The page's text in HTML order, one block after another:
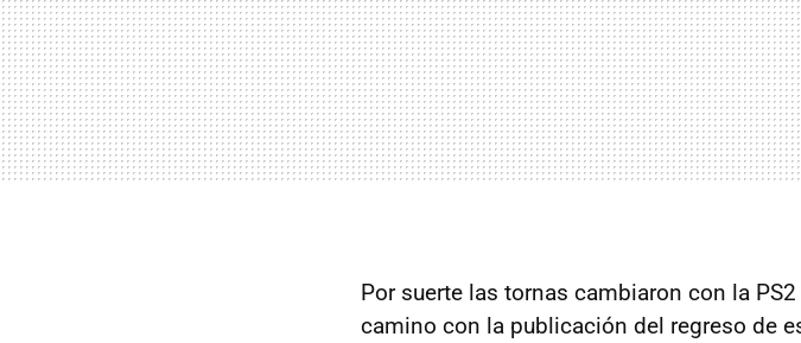
Por suerte las tornas cambiaron con la PS2
camino con la publicación del regreso de